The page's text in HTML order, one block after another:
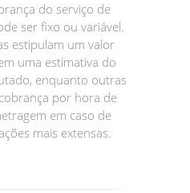
do serviço de
ser fixo ou variável.
estipulam um valor
uma estimativa do
enquanto outras
por hora de
em caso de
mais extensas.